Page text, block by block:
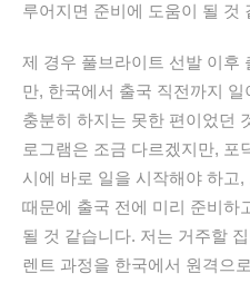
루어지면 준비에 도움이 될 것
제 경우 풀브라이트 선발 이후
만, 한국에서 출국 직전까지 일
충분히 하지는 못한 편이었던
로그램은 조금 다르겠지만, 포
시에 바로 일을 시작해야 하고,
때문에 출국 전에 미리 준비하
될 것 같습니다. 저는 거주할
렌트 과정을 한국에서 원격으로